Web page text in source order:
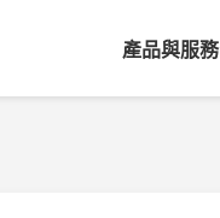
產品與服務